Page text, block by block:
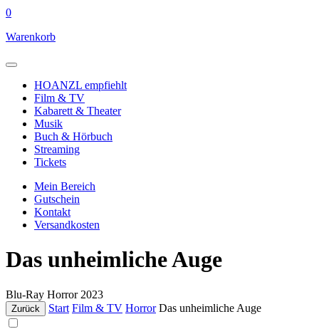
0
Warenkorb
HOANZL empfiehlt
Film & TV
Kabarett & Theater
Musik
Buch & Hörbuch
Streaming
Tickets
Mein Bereich
Gutschein
Kontakt
Versandkosten
Das unheimliche Auge
Blu-Ray Horror 2023
Zurück Start Film & TV Horror Das unheimliche Auge